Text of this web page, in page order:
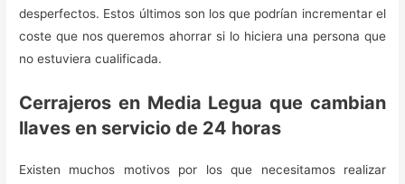
desperfectos. Estos últimos son los que podrían incrementar el
coste que nos queremos ahorrar si lo hiciera una persona que
no estuviera cualificada.
Cerrajeros en Media Legua que cambian
llaves en servicio de 24 horas
Existen muchos motivos por los que necesitamos realizar